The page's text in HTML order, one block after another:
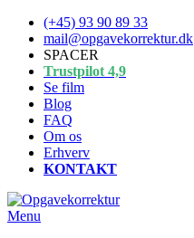
Spring
indhold
(+45) 93 90 89 33
mail@opgavekorrektur.dk
SPACER
Trustpilot 4,9
Se film
Blog
FAQ
Om os
Erhverv
KONTAKT
Menu